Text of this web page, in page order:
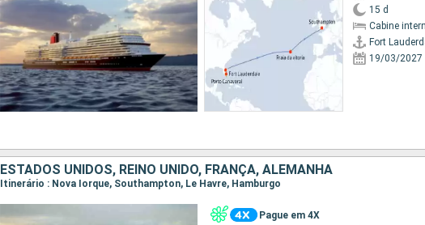
15 d
Cabine
Fort
19/03/2027
ESTADOS UNIDOS, REINO UNIDO, FRANÇA, ALEMANHA
Itinerário : Nova Iorque, Southampton, Le Havre, Hamburgo
Pague em 4X